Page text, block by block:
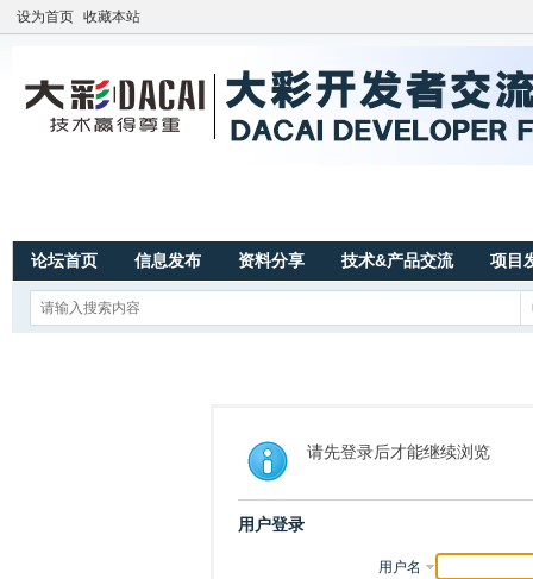
设为首页 收藏本站
论坛首页 信息发布 资料分享 技术&产品交流 项目
请先登录后才能继续浏览
用户登录
用户名